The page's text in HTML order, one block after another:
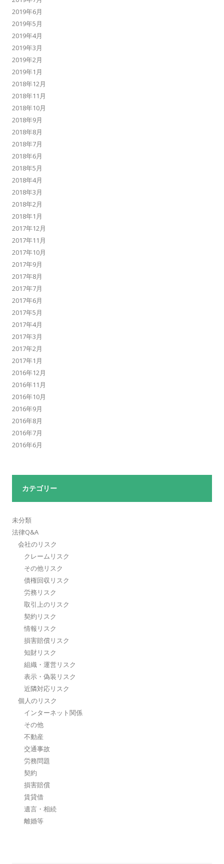
2019年6月
2019年5月
2019年4月
2019年3月
2019年2月
2019年1月
2018年12月
2018年11月
2018年10月
2018年9月
2018年8月
2018年7月
2018年6月
2018年5月
2018年4月
2018年3月
2018年2月
2018年1月
2017年12月
2017年11月
2017年10月
2017年9月
2017年8月
2017年7月
2017年6月
2017年5月
2017年4月
2017年3月
2017年2月
2017年1月
2016年12月
2016年11月
2016年10月
2016年9月
2016年8月
2016年7月
2016年6月
カテゴリー
未分類
法律Q&A
会社のリスク
クレームリスク
その他リスク
債権回収リスク
労務リスク
取引上のリスク
契約リスク
情報リスク
損害賠償リスク
知財リスク
組織・運営リスク
表示・偽装リスク
近隣対応リスク
個人のリスク
インターネット関係
その他
不動産
交通事故
労務問題
契約
損害賠償
賃貸借
遺言・相続
離婚等